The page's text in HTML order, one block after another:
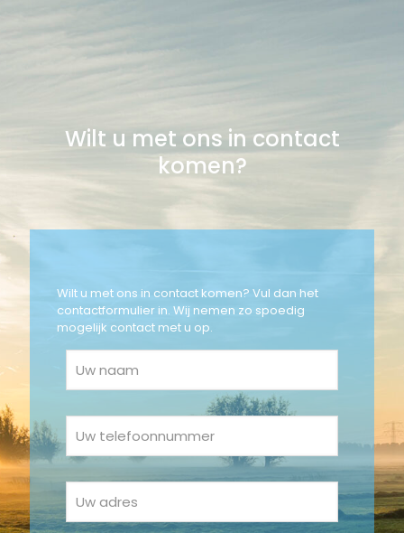
Wilt u met ons in contact
komen?
Wilt u met ons in contact komen? Vul dan het
contactformulier in. Wij nemen zo spoedig
mogelijk contact met u op.